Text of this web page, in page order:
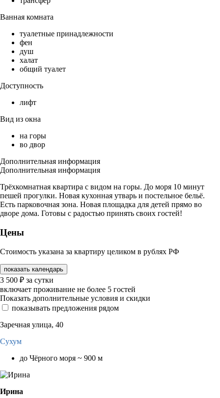
Ванная комната
туалетные принадлежности
фен
душ
халат
общий туалет
Доступность
лифт
Вид из окна
на горы
во двор
Дополнительная информация
Дополнительная информация
Трёхкомнатная квартира с видом на горы. До моря 10 минут
пешей прогулки. Новая кухонная утварь и постельное бельё.
Есть парковочная зона. Новая площадка для детей прямо во
дворе дома. Готовы с радостью принять своих гостей!
Цены
Стоимость указана за квартиру целиком в рублях РФ
показать календарь
3 500 ₽ за сутки
включает проживание не более 5 гостей
Показать дополнительные условия и скидки
показывать предложения рядом
Заречная улица, 40
Сухум
до Чёрного моря ~ 900 м
Ирина